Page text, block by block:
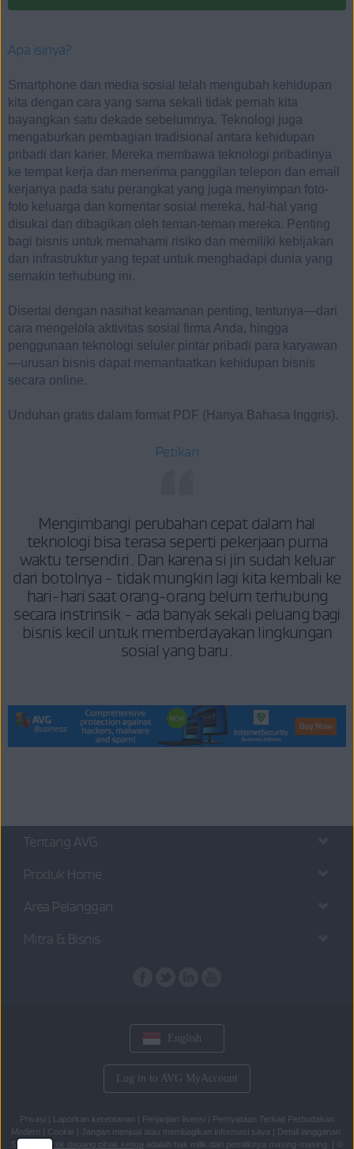
Apa isinya?
Smartphone dan media sosial telah mengubah kehidupan
kita dengan cara yang sama sekali tidak pernah kita
bayangkan satu dekade sebelumnya. Teknologi juga
mengaburkan pembagian tradisional antara kehidupan
pribadi dan karier. Mereka membawa teknologi pribadinya
ke tempat kerja dan menerima panggilan telepon dan email
kerjanya pada satu perangkat yang juga menyimpan foto-
foto keluarga dan komentar sosial mereka, hal-hal yang
disukai dan dibagikan oleh teman-teman mereka. Penting
bagi bisnis untuk memahami risiko dan memiliki kebijakan
dan infrastruktur yang tepat untuk menghadapi dunia yang
semakin terhubung ini.
Disertai dengan nasihat keamanan penting, tentunya—dari
cara mengelola aktivitas sosial firma Anda, hingga
penggunaan teknologi seluler pintar pribadi para karyawan
—urusan bisnis dapat memanfaatkan kehidupan bisnis
secara online.
Unduhan gratis dalam format PDF (Hanya Bahasa Inggris).
Petikan
Mengimbangi perubahan cepat dalam hal
teknologi bisa terasa seperti pekerjaan purna
waktu tersendiri. Dan karena si jin sudah keluar
dari botolnya - tidak mungkin lagi kita kembali ke
hari-hari saat orang-orang belum terhubung
secara instrinsik - ada banyak sekali peluang bagi
bisnis kecil untuk memberdayakan lingkungan
sosial yang baru.
Tentang AVG
Produk Home
Area Pelanggan
Mitra & Bisnis
English
Log in to AVG MyAccount
Privasi | Laporkan kerentanan | Perjanjian lisensi | Pernyataan Terkait Perbudakan
Modern | Cookie | Jangan menjual atau membagikan informasi saya | Detail langganan
Semua
merek dagang pihak ketiga adalah hak milik dari pemiliknya masing-masing. |